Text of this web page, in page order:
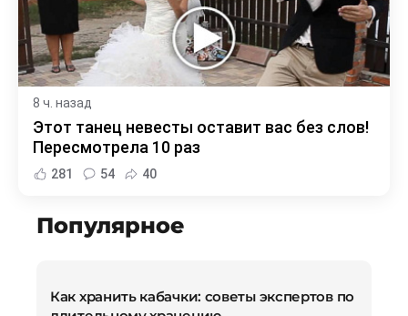
8 ч. назад
Этот танец невесты оставит вас без слов!
Пересмотрела 10 раз
281 54 40
Популярное
Как хранить кабачки: советы экспертов по